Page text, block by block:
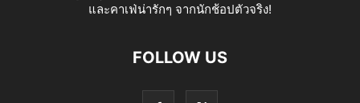
และคาเฟ่น่ารักๆ จากนักช้อปตัวจริง!
FOLLOW US